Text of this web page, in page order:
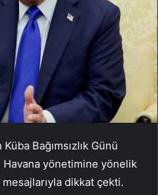
Bağımsızlık Günü
Havana yönetimine yönelik
dikkat çekti.